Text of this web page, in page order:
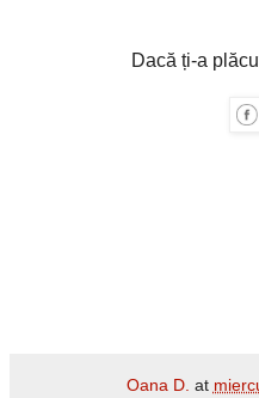
Dacă ți-a
Oana D. at